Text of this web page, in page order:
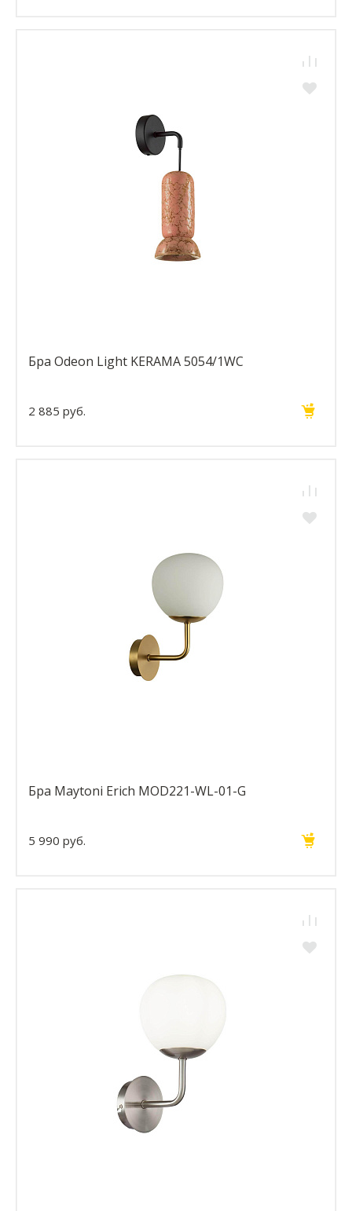
Бра Odeon Light KERAMA 5054/1WC
2 885 руб.
Бра Maytoni Erich MOD221-WL-01-G
5 990 руб.